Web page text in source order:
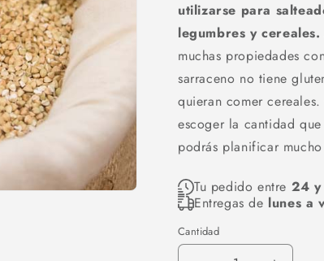
utilizarse para
legumbres y cereales.
muchas propiedades
sarraceno no tiene
quieran comer
escoger la cantidad
podrás planificar
Tu pedido entre 24
Entregas de lunes a
Cantidad
Cantidad